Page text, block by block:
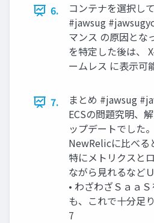
6.
コンテナを選択し
#jawsug
マンス の原因とな
を特定した後は、
ームレス に表示可
7.
まとめ #jawsug
ECSの問題究明、
ップデートでした
NewRelicに比べる
特にメトリクスと
ながら見れるなど
• わざわざＳａａ
も、これで十分足
7